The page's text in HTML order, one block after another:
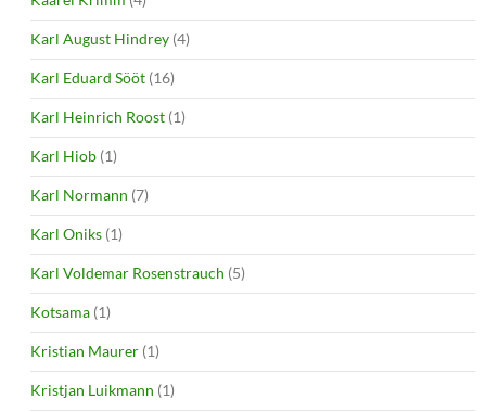
Karl August Hindrey (4)
Karl Eduard Sööt (16)
Karl Heinrich Roost (1)
Karl Hiob (1)
Karl Normann (7)
Karl Oniks (1)
Karl Voldemar Rosenstrauch (5)
Kotsama (1)
Kristian Maurer (1)
Kristjan Luikmann (1)